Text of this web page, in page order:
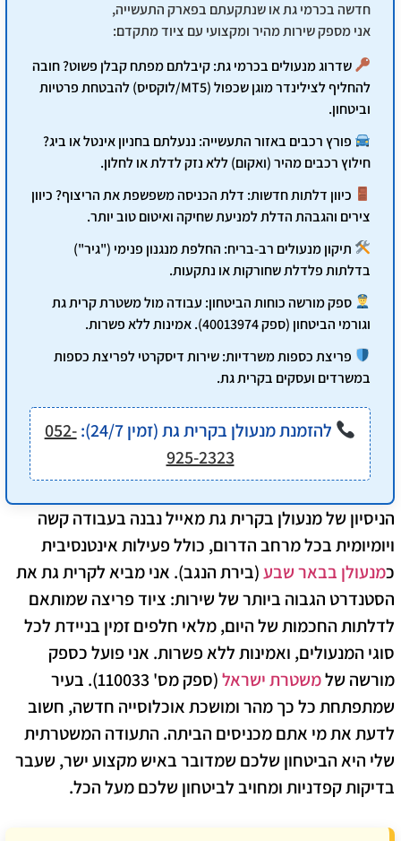
חדשה בכרמי גת או שנתקעתם בפארק התעשייה,
אני מספק שירות מהיר ומקצועי עם ציוד מתקדם:
שדרוג מנעולים בכרמי גת:קיבלתם מפתח קבלן פשוט? חובה
להחליף לצילינדר מוגן שכפול (MT5/לוקסיס) להבטחת פרטיות
וביטחון.
פורץ רכבים באזור התעשייה: ננעלתם בחניון אינטל או ביג?
חילוץ רכבים מהיר (ואקום) ללא נזק לדלת או לחלון.
כיוון דלתות חדשות: דלת הכניסה משפשפת את הריצוף? כיוון
צירים והגבהת הדלת למניעת שחיקה ואיטום טוב יותר.
תיקון מנעולים רב-בריח: החלפת מנגנון פנימי ("גיר")
בדלתות פלדלת שחורקות או נתקעות.
ספק מורשה כוחות הביטחון: עבודה מול משטרת קרית גת
וגורמי הביטחון (ספק 40013974). אמינות ללא פשרות.
פריצת כספות משרדיות:שירות דיסקרטי לפריצת כספות
במשרדים ועסקים בקרית גת.
להזמנת מנעולן בקרית גת (זמין 24/7):
052-
925-2323
הניסיון של מנעולן בקרית גת מאייל נבנה בעבודה קשה
ויומיומית בכל מרחב הדרום, כולל פעילות אינטנסיבית
כמנעולן בבאר שבע(בירת הנגב). אני מביא לקרית גת את
הסטנדרט הגבוה ביותר של שירות: ציוד פריצה שמותאם
לדלתות החכמות של היום, מלאי חלפים זמין בניידת לכל
סוגי המנעולים, ואמינות ללא פשרות. אני פועל כספק
מורשה שלמשטרת ישראל
(ספק מס' 110033). בעיר
שמתפתחת כל כך מהר ומושכת אוכלוסייה חדשה, חשוב
לדעת את מי אתם מכניסים הביתה. התעודה המשטרתית
שלי היא הביטחון שלכם שמדובר באיש מקצוע ישר, שעבר
בדיקות קפדניות ומחויב לביטחון שלכם מעל הכל.